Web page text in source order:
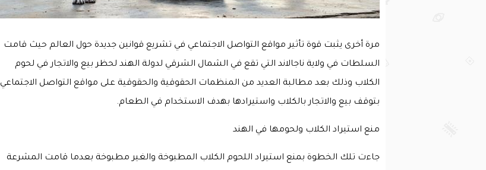
مرة أخرى يثبت قوة تأثير مواقع التواصل الاجتماعي في تشريع قوانين جديدة حول العالم حيث قامت
السلطات في ولاية ناجالاند التي تقع في الشمال الشرقي لدولة الهند لحظر بيع والاتجار في لحوم
الكلاب وذلك بعد مطالبة العديد من المنظمات الحقوقية والحقوقية على مواقع التواصل الاجتماعي
بتوقف بيع والاتجار بالكلاب واستيرادها بهدف الاستخدام في الطعام.
منع استيراد الكلاب ولحومها في الهند
جاءت تلك الخطوة بمنع استيراد اللحوم الكلاب المطبوخة والغير مطبوخة بعدما قامت المشرعة